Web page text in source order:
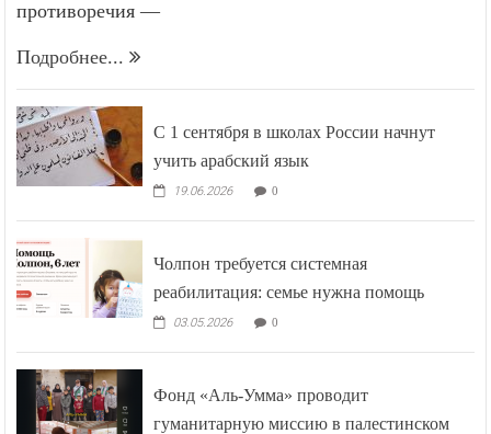
солидарностью союзников скрываются серьёзные
С 1 сентября в школах России начнут
учить арабский язык
Чолпон требуется системная
реабилитация: семье нужна помощь
Фонд «Аль-Умма» проводит